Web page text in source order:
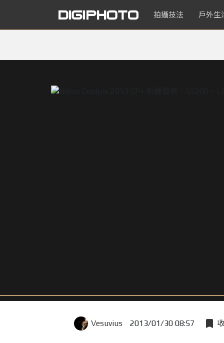
拍攝技法 戶外生
Vesuvius 2013/01/30 08:57